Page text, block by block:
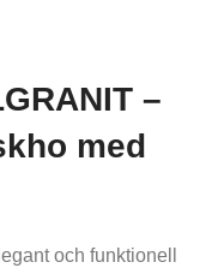
–
med
och funktionell